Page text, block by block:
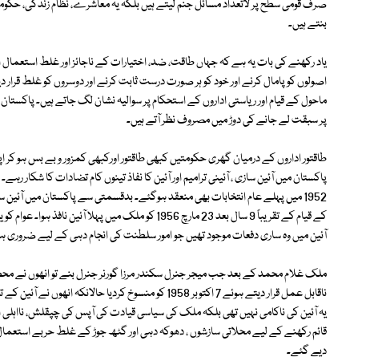
صرف قومی سطح پر لاتعداد مسائل جنم لیتے ہیں بلکہ یہ معاشرے، نظام زندگی،
بنتے ہیں۔
یاد رکھنے کی بات یہ ہے کہ جہاں طاقت، ضد، اختیارات کے ناجائز اور غلط استعمال
اصولوں کو پامال کرنے اور خود کو ہر صورت درست ثابت کرنے اور دوسروں کو غلط قرار
ماحول کے قیام اور ریاستی اداروں کے استحکام پر سوالیہ نشان لگ جاتے ہیں۔
پر سبقت لے جانے کی دوڑ میں مصروف نظر آتے ہیں۔
طاقتور اداروں کے درمیان گھری حکومتیں کبھی طاقتور اورکبھی کمزور و بے بس ہو
1952 میں پہلے عام انتخابات بھی منعقد ہوگئے۔ بدقسمتی سے پاکستان میں
کے قیام کے تقریباً 9 سال بعد 23 مارچ 1956 کو ملک میں
آئین میں وہ ساری دفعات موجود تھیں جو امور سلطنت کی انجام دہی کے لیے ضروری
ملک غلام محمد کے بعد جب میجر جنرل سکندر مرزا گورنر جنرل بنے تو انھوں
ناقابل عمل قرار دیتے ہوئے 7 اکتوبر 1958 کو منسوخ
یہ آئین کی ناکامی نہیں تھی بلکہ ملک کی سیاسی قیادت کی آپس کی چپقلش،
قائم رکھنے کے لیے محلاتی سازشوں ، دھوکہ دہی اور گٹھ جوڑ کے غلط حربے
دیے گئے۔